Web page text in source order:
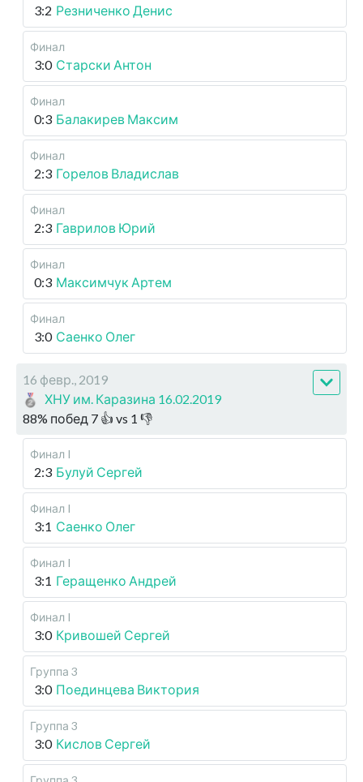
3:2 Резниченко Денис
Финал
3:0 Старски Антон
Финал
0:3 Балакирев Максим
Финал
2:3 Горелов Владислав
Финал
2:3 Гаврилов Юрий
Финал
0:3 Максимчук Артем
Финал
3:0 Саенко Олег
16 февр., 2019
ХНУ им. Каразина 16.02.2019
88% побед 7 👍 vs 1 👎
Финал I
2:3 Булуй Сергей
Финал I
3:1 Саенко Олег
Финал I
3:1 Геращенко Андрей
Финал I
3:0 Кривошей Сергей
Группа 3
3:0 Поединцева Виктория
Группа 3
3:0 Кислов Сергей